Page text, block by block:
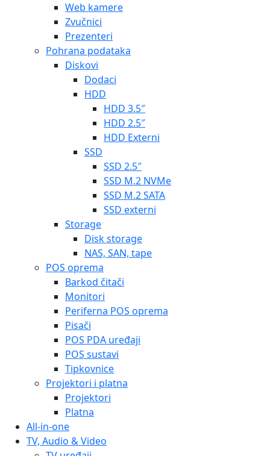
Web kamere
Zvučnici
Prezenteri
Pohrana podataka
Diskovi
Dodaci
HDD
HDD 3.5″
HDD 2.5″
HDD Externi
SSD
SSD 2.5″
SSD M.2 NVMe
SSD M.2 SATA
SSD externi
Storage
Disk storage
NAS, SAN, tape
POS oprema
Barkod čitači
Monitori
Periferna POS oprema
Pisači
POS PDA uređaji
POS sustavi
Tipkovnice
Projektori i platna
Projektori
Platna
All-in-one
TV, Audio & Video